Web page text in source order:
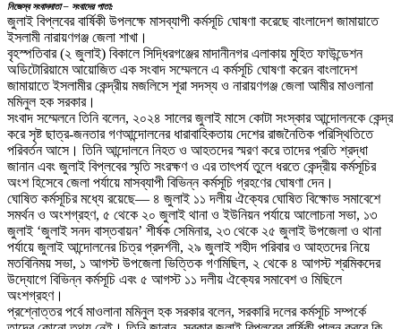
নিজেস্ব সংবাদদাতা – সংবাদের পাতা:
জুলাই বিপ্লবের বার্ষিকী উপলক্ষে মাসব্যাপী কর্মসূচি ঘোষণা করেছে বাংলাদেশ জামায়াতে
ইসলামী নারায়ণগঞ্জ জেলা শাখা।
বৃহস্পতিবার (২ জুলাই) বিকালে সিদ্ধিরগঞ্জের মাদানীনগর এলাকায় মুহিত ফাউন্ডেশন
অডিটোরিয়ামে আয়োজিত এক সংবাদ সম্মেলনে এ কর্মসূচি ঘোষণা করেন বাংলাদেশ
জামায়াতে ইসলামীর কেন্দ্রীয় মজলিসে শূরা সদস্য ও নারায়ণগঞ্জ জেলা আমীর মাওলানা
মমিনুল হক সরকার।
সংবাদ সম্মেলনে তিনি বলেন, ২০২৪ সালের জুলাই মাসে কোটা সংস্কার আন্দোলনকে কেন্দ্র
করে সৃষ্ট ছাত্র-জনতার গণআন্দোলনের ধারাবাহিকতায় দেশের রাজনৈতিক পরিস্থিতিতে
পরিবর্তন আসে। তিনি আন্দোলনে নিহত ও আহতদের স্মরণ করে তাদের প্রতি শ্রদ্ধা
জানান এবং জুলাই বিপ্লবের স্মৃতি সংরক্ষণ ও এর তাৎপর্য তুলে ধরতে কেন্দ্রীয় কর্মসূচির
অংশ হিসেবে জেলা পর্যায়ে মাসব্যাপী বিভিন্ন কর্মসূচি গ্রহণের ঘোষণা দেন।
ঘোষিত কর্মসূচির মধ্যে রয়েছে— ৪ জুলাই ১১ দলীয় ঐক্যের ঘোষিত বিক্ষোভ সমাবেশে
সমর্থন ও অংশগ্রহণ, ৫ থেকে ২০ জুলাই থানা ও ইউনিয়ন পর্যায়ে আলোচনা সভা, ১৩
জুলাই ‘জুলাই সনদ বাস্তবায়ন’ শীর্ষক সেমিনার, ২৩ থেকে ২৫ জুলাই উপজেলা ও থানা
পর্যায়ে জুলাই আন্দোলনের চিত্র প্রদর্শনী, ২৯ জুলাই শহীদ পরিবার ও আহতদের নিয়ে
মতবিনিময় সভা, ১ আগস্ট উপজেলা ভিত্তিক গণমিছিল, ২ থেকে ৪ আগস্ট শ্রমিকদের
উদ্যোগে বিভিন্ন কর্মসূচি এবং ৫ আগস্ট ১১ দলীয় ঐক্যের সমাবেশ ও মিছিলে
অংশগ্রহণ।
প্রশ্নোত্তর পর্বে মাওলানা মমিনুল হক সরকার বলেন, সরকারি দলের কর্মসূচি সম্পর্কে